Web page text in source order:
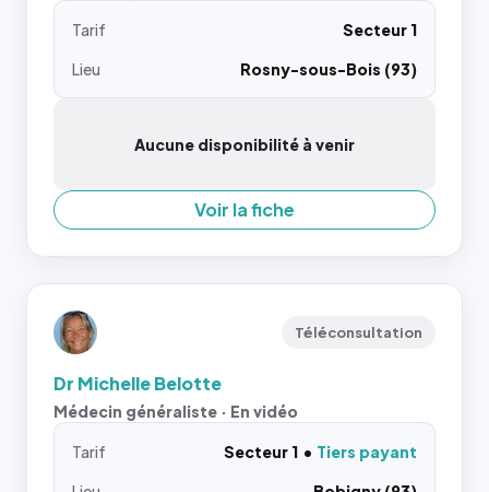
Tarif
Secteur 1
Lieu
Rosny-sous-Bois (93)
Aucune disponibilité à venir
Voir la fiche
Téléconsultation
Dr Michelle Belotte
Médecin généraliste · En vidéo
Tarif Secteur 1
Tiers payant